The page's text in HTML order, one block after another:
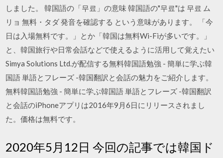
しました。 韓国語の「무료」の意味 韓国語の"무료"は 무료 ム
リョ 無料・タダ 発音を確認する という意味があります。 「今
日は入場無料です。」とか「韓国は無料Wi-Fiが多いです。」
と、韓国旅行や日常会話などで使えるように活用して覚えたい
Simya Solutions Ltd.が配信する無料韓国語勉強 - 簡単に学ぶ韓
国語 単語とフレーズ -韓国翻訳と会話の魅力をご紹介します。
無料韓国語勉強 - 簡単に学ぶ韓国語 単語とフレーズ -韓国翻訳
と会話のiPhoneアプリは2016年9月6日にリリースされまし
た。価格は無料です。
2020年5月12日 今回の記事では韓国ド